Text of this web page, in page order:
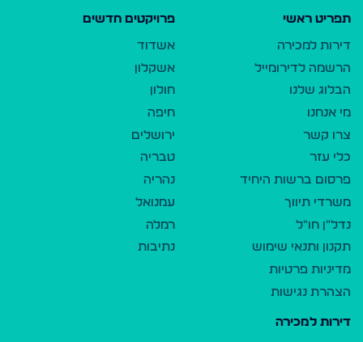
תפריט ראשי
דירות למכירה
הרשמה לדירומייל
הבלוג שלנו
מי אנחנו
צרו קשר
כלי עזר
פרסום ברשות היחיד
משרדי תיווך
נדל"ן חו"ל
תקנון ותנאי שימוש
מדיניות פרטיות
הצהרת נגישות
פרויקטים חדשים
אשדוד
אשקלון
חולון
חיפה
ירושלים
טבריה
נהריה
עמנואל
רמלה
נתיבות
דירות למכירה